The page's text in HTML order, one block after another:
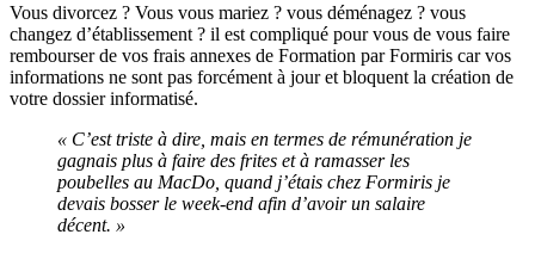
Vous divorcez ? Vous vous mariez ? vous déménagez ? vous
changez d’établissement ? il est compliqué pour vous de vous faire
rembourser de vos frais annexes de Formation par Formiris car vos
informations ne sont pas forcément à jour et bloquent la création de
votre dossier informatisé.
« C’est triste à dire, mais en termes de rémunération je
gagnais plus à faire des frites et à ramasser les
poubelles au MacDo, quand j’étais chez Formiris je
devais bosser le week-end afin d’avoir un salaire
décent. »